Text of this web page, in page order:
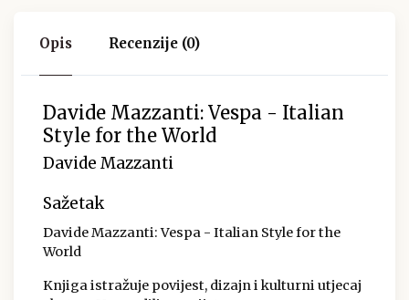
Opis Recenzije (0)
Davide Mazzanti: Vespa - Italian
Style for the World
Davide Mazzanti
Sažetak
Davide Mazzanti: Vespa - Italian Style for the
World
Knjiga istražuje povijest, dizajn i kulturni utjecaj